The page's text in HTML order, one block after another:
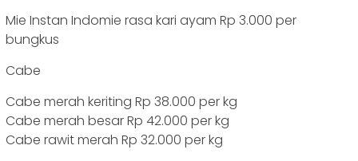
Mie Instan Indomie rasa kari ayam Rp 3.000 per
bungkus
Cabe
Cabe merah keriting Rp 38.000 per kg
Cabe merah besar Rp 42.000 per kg
Cabe rawit merah Rp 32.000 per kg